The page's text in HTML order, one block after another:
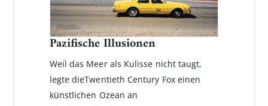
Pazifische Illusionen
Weil das Meer als Kulisse nicht taugt,
legte dieTwentieth Century Fox einen
künstlichen Ozean an